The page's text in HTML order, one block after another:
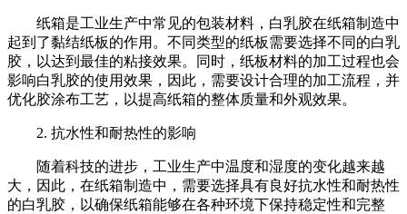
纸箱是工业生产中常见的包装材料，白乳胶在纸箱制造中
起到了黏结纸板的作用。不同类型的纸板需要选择不同的白乳
胶，以达到最佳的粘接效果。同时，纸板材料的加工过程也会
影响白乳胶的使用效果，因此，需要设计合理的加工流程，并
优化胶涂布工艺，以提高纸箱的整体质量和外观效果。
2. 抗水性和耐热性的影响
随着科技的进步，工业生产中温度和湿度的变化越来越
大，因此，在纸箱制造中，需要选择具有良好抗水性和耐热性
的白乳胶，以确保纸箱能够在各种环境下保持稳定性和完整